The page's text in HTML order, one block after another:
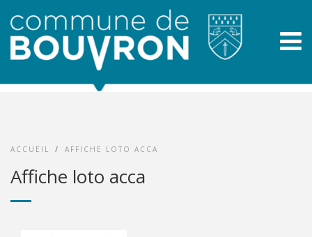
ACCUEIL / AFFICHE LOTO ACCA
Affiche loto acca